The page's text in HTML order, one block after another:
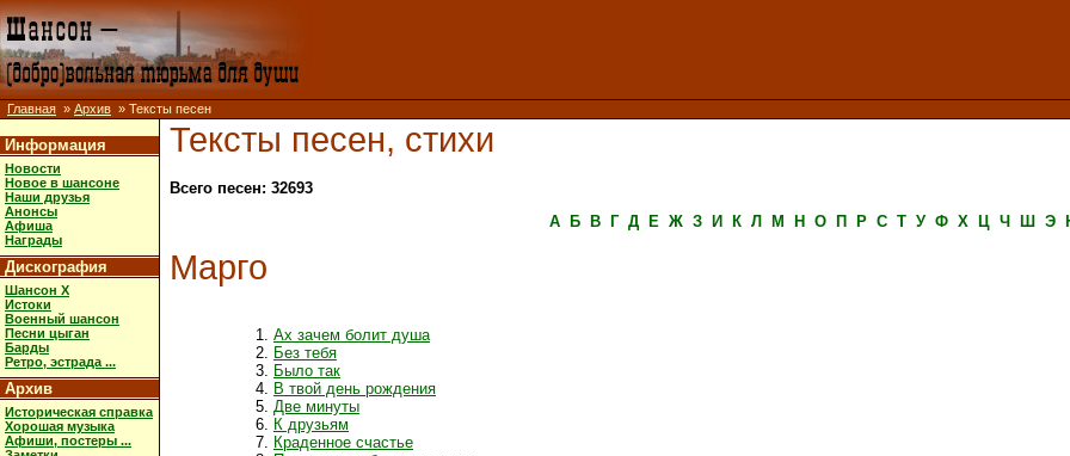
Главная » Архив » Тексты песен
Информация
Новости
Новое в шансоне
Наши друзья
Анонсы
Афиша
Награды
Дискография
Шансон X
Истоки
Военный шансон
Песни цыган
Барды
Ретро, эстрада ...
Архив
Историческая справка
Хорошая музыка
Афиши, постеры ...
Тексты песен, стихи
Всего песен: 32693
А
Б В Г Д Е Ж З И К Л М Н О П Р С Т У Ф Х Ц Ч Ш Э
Марго
Ах зачем болит душа
Без тебя
Было так
В твой день рождения
Две минуты
К друзьям
Краденное счастье